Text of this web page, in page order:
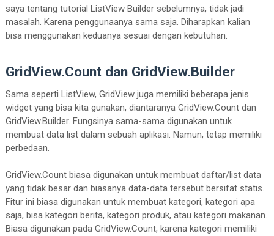
saya tentang tutorial ListView Builder sebelumnya, tidak jadi
masalah. Karena penggunaanya sama saja. Diharapkan kalian
bisa menggunakan keduanya sesuai dengan kebutuhan.
GridView.Count dan GridView.Builder
Sama seperti ListView, GridView juga memiliki beberapa jenis
widget yang bisa kita gunakan, diantaranya GridView.Count dan
GridView.Builder. Fungsinya sama-sama digunakan untuk
membuat data list dalam sebuah aplikasi. Namun, tetap memiliki
perbedaan.
GridView.Count biasa digunakan untuk membuat daftar/list data
yang tidak besar dan biasanya data-data tersebut bersifat statis.
Fitur ini biasa digunakan untuk membuat kategori, kategori apa
saja, bisa kategori berita, kategori produk, atau kategori makanan.
Biasa digunakan pada GridView.Count, karena kategori memiliki